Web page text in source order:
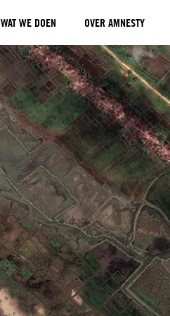
WAT WE DOEN OVER AMNESTY